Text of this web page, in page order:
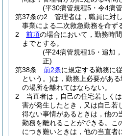
(平30病管規程5・令4病
第37条の2
管理者は，職員に対
事業による二次救急勤務を命ず
2
前項の場合において，勤務時
までとする。
(平24病管規程15・追加
正)
第38条
前2条に規定する勤務に
という。)は，勤務上必要があ
の場所を離れてはならない。
2
当直者は，自己の住宅若しく
害が発生したとき，又は自己若
得ない事情があるときは，他の
勤務を離れることができる。
こ
につき難いときは，他の当直者